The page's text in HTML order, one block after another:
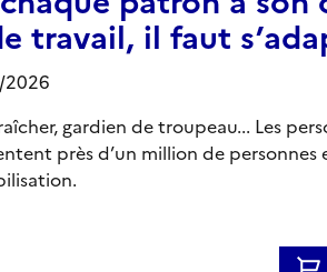
travail, il faut
2026
gardien de troupeau... Les
près d’un million de personnes